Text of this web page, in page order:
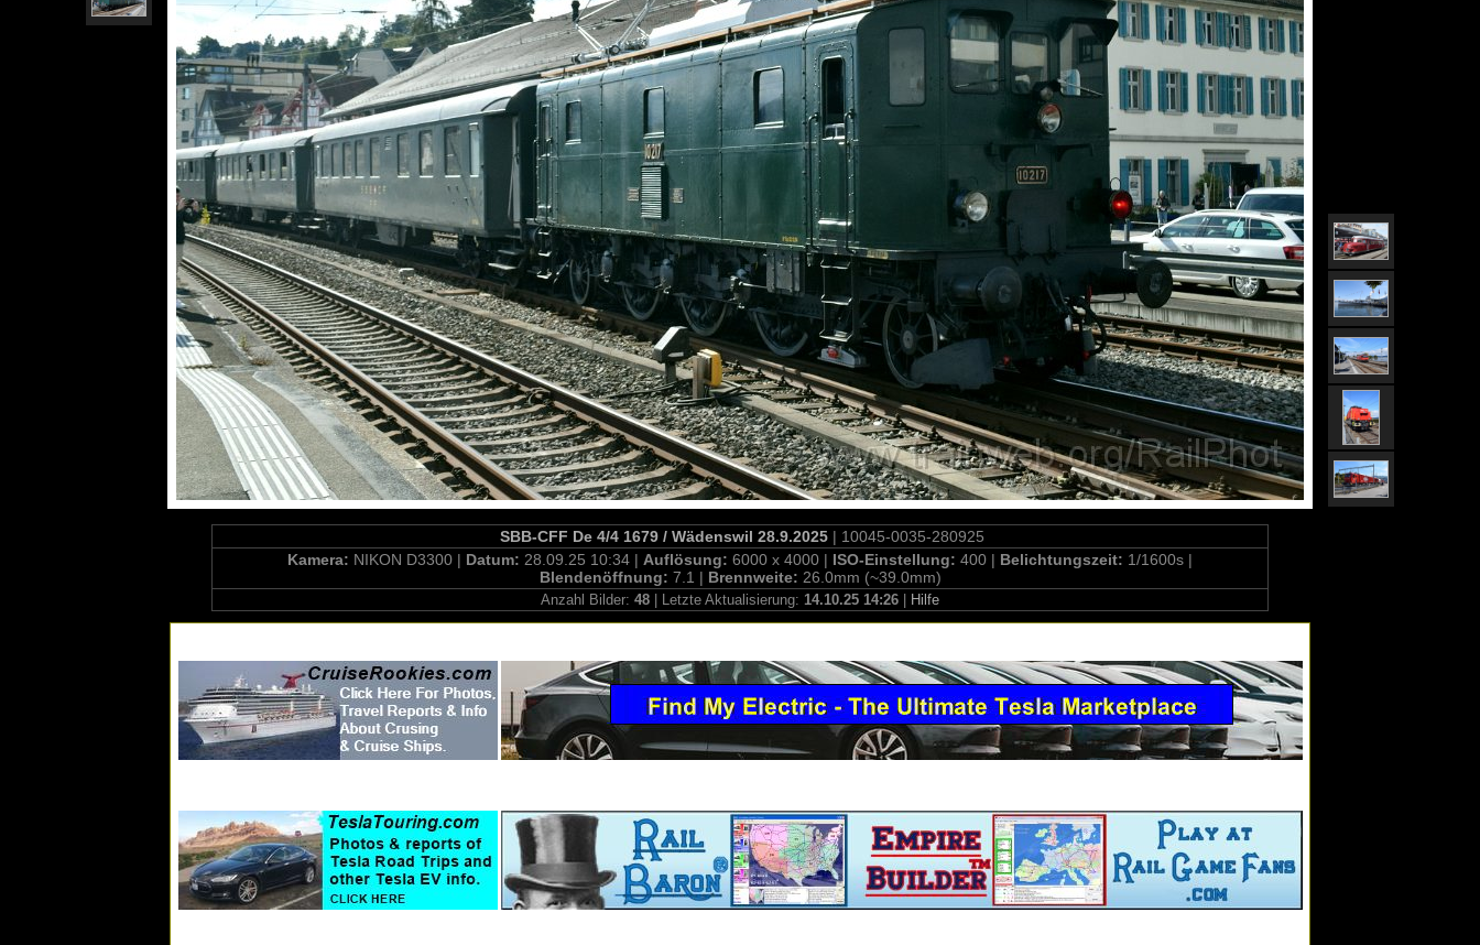
SBB-CFF De 4/4 1679 / Wädenswil 28.9.2025 | 10045-0035-280925
Kamera: NIKON D3300 | Datum: 28.09.25 10:34 | Auflösung: 6000 x 4000 | ISO-Einstellung: 400 | Belichtungszeit: 1/1600s |
Blendenöffnung: 7.1 | Brennweite: 26.0mm (~39.0mm)
Anzahl Bilder: 48 | Letzte Aktualisierung: 14.10.25 14:26 Hilfe